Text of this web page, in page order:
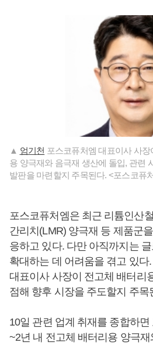
▲ 엄기천 포스코퓨처엠 대표이사 사
용 양극재와 음극재 생산에 돌입, 관련
발판을 마련할지 주목된다. <포스코퓨
포스코퓨처엠은 최근 리튬인산
간리치(LMR) 양극재 등 제품군
응하고 있다. 다만 아직까지는
확대하는 데 어려움을 겪고 있다.
대표이사 사장이 전고체 배터리
점해 향후 시장을 주도할지 주목
10일 관련 업계 취재를 종합하
~2년 내 전고체 배터리용 양극